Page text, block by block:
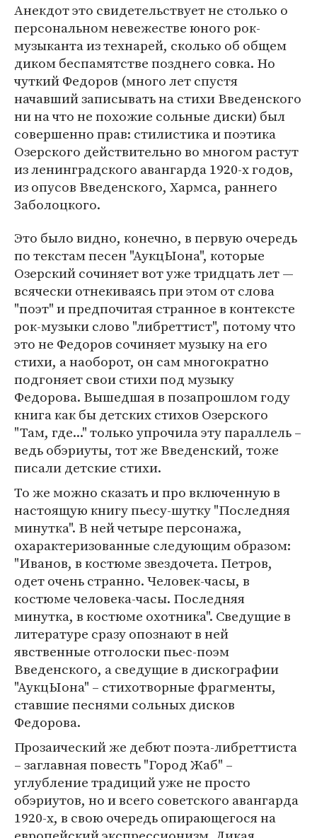
Анекдот это свидетельствует не столько о
персональном невежестве юного рок-
музыканта из технарей, сколько об общем
диком беспамятстве позднего совка. Но
чуткий Федоров (много лет спустя
начавший записывать на стихи Введенского
ни на что не похожие сольные диски) был
совершенно прав: стилистика и поэтика
Озерского действительно во многом растут
из ленинградского авангарда 1920-х годов,
из опусов Введенского, Хармса, раннего
Заболоцкого.
Это было видно, конечно, в первую очередь
по текстам песен "АукцЫона", которые
Озерский сочиняет вот уже тридцать лет —
всячески отнекиваясь при этом от слова
"поэт" и предпочитая странное в контексте
рок-музыки слово "либреттист", потому что
это не Федоров сочиняет музыку на его
стихи, а наоборот, он сам многократно
подгоняет свои стихи под музыку
Федорова. Вышедшая в позапрошлом году
книга как бы детских стихов Озерского
"Там, где..." только упрочила эту параллель –
ведь обэриуты, тот же Введенский, тоже
писали детские стихи.
То же можно сказать и про включенную в
настоящую книгу пьесу-шутку "Последняя
минутка". В ней четыре персонажа,
охарактеризованные следующим образом:
"Иванов, в костюме звездочета. Петров,
одет очень странно. Человек-часы, в
костюме человека-часы. Последняя
минутка, в костюме охотника". Сведущие в
литературе сразу опознают в ней
явственные отголоски пьес-поэм
Введенского, а сведущие в дискографии
"АукцЫона" – стихотворные фрагменты,
ставшие песнями сольных дисков
Федорова.
Прозаический же дебют поэта-либреттиста
– заглавная повесть "Город Жаб" –
углубление традиций уже не просто
обэриутов, но и всего советского авангарда
1920-х, в свою очередь опирающегося на